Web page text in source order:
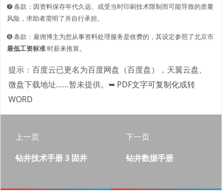
➐ 条款：因资料保存年代久远、或受当时印刷技术限制而可能导致的质量
风险，求助者需明了并自行承担。
➑ 条款：雇佣博主为您从事资料处理服务是收费的，其设定参照了北京市
最低工资标准时薪来推算。
提示：百度云已更名为百度网盘（百度盘），天翼云盘、
微盘下载地址……暂未提供。 ➥ PDF文字可复制化或转
WORD
上一页
钻井技术手册 3 固井
下一页
钻井数据手册